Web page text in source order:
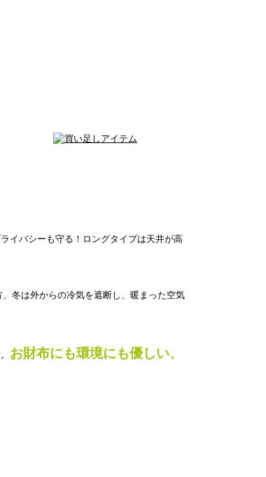
イバシーも守る！ロングタイプは天井が高
冬は外からの冷気を遮断し、暖まった空気
お財布にも環境にも優しい、